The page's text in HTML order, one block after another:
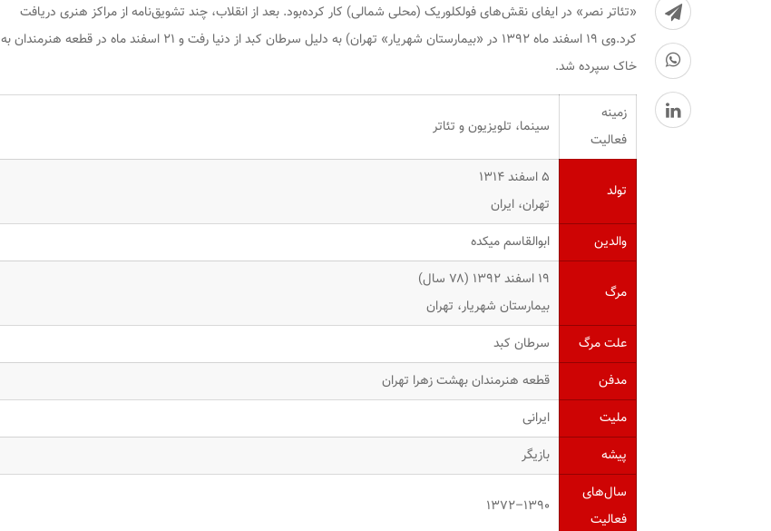
«تئاتر نصر» در ایفای نقش‌های فولکلوریک (محلی شمالی) کار کرده‌بود. بعد از انقلاب، چند تشویق‌نامه از مراکز هنری دریافت
کرد.وی ۱۹ اسفند ماه ۱۳۹۲ در «بیمارستان شهریار» تهران) به دلیل سرطان کبد از دنیا رفت و ۲۱ اسفند ماه در قطعه هنرمندان به
خاک سپرده شد.
زمینه
فعالیت
سینما، تلویزیون و تئاتر
تولد
۵ اسفند ۱۳۱۴
تهران، ایران
والدین
ابوالقاسم میکده
مرگ
۱۹ اسفند ۱۳۹۲ (۷۸ سال)
بیمارستان شهریار، تهران
علت مرگ
سرطان کبد
مدفن
قطعه هنرمندان بهشت زهرا تهران
ملیت
ایرانی
پیشه
بازیگر
سال‌های
فعالیت
۱۳۹۰–۱۳۷۲